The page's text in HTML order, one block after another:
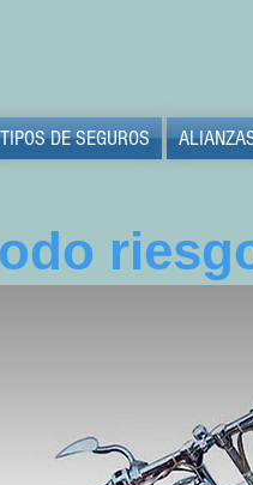
TIPOS DE SEGUROS